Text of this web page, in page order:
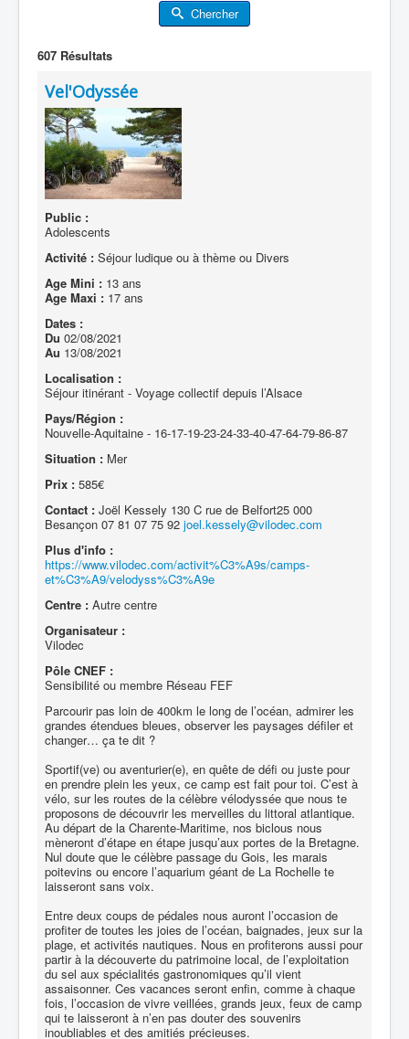
Chercher
607 Résultats
Vel'Odyssée
Public :
Adolescents
Activité : Séjour ludique ou à thème ou Divers
Age Mini : 13 ans
Age Maxi : 17 ans
Dates :
Du 02/08/2021
Au 13/08/2021
Localisation :
Séjour itinérant - Voyage collectif depuis l’Alsace
Pays/Région :
Nouvelle-Aquitaine - 16-17-19-23-24-33-40-47-64-79-86-87
Situation : Mer
Prix : 585€
Contact : Joël Kessely 130 C rue de Belfort25 000
Besançon 07 81 07 75 92 joel.kessely@vilodec.com
Plus d'info :
https://www.vilodec.com/activit%C3%A9s/camps-
et%C3%A9/velodyss%C3%A9e
Centre : Autre centre
Organisateur :
Vilodec
Pôle CNEF :
Sensibilité ou membre Réseau FEF
Parcourir pas loin de 400km le long de l’océan, admirer les
grandes étendues bleues, observer les paysages défiler et
changer… ça te dit ?
Sportif(ve) ou aventurier(e), en quête de défi ou juste pour
en prendre plein les yeux, ce camp est fait pour toi. C’est à
vélo, sur les routes de la célèbre vélodyssée que nous te
proposons de découvrir les merveilles du littoral atlantique.
Au départ de la Charente-Maritime, nos biclous nous
mèneront d’étape en étape jusqu’aux portes de la Bretagne.
Nul doute que le célèbre passage du Gois, les marais
poitevins ou encore l’aquarium géant de La Rochelle te
laisseront sans voix.
Entre deux coups de pédales nous auront l’occasion de
profiter de toutes les joies de l’océan, baignades, jeux sur la
plage, et activités nautiques. Nous en profiterons aussi pour
partir à la découverte du patrimoine local, de l’exploitation
du sel aux spécialités gastronomiques qu’il vient
assaisonner. Ces vacances seront enfin, comme à chaque
fois, l’occasion de vivre veillées, grands jeux, feux de camp
qui te laisseront à n’en pas douter des souvenirs
inoubliables et des amitiés précieuses.